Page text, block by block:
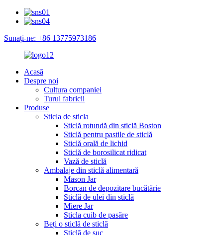
Sunați-ne: +86 13775973186
Acasă
Despre noi
Cultura companiei
Turul fabricii
Produse
Sticla de sticla
Sticlă rotundă din sticlă Boston
Sticlă pentru pastile de sticlă
Sticlă orală de lichid
Sticlă de borosilicat ridicat
Vază de sticlă
Ambalaje din sticlă alimentară
Mason Jar
Borcan de depozitare bucătărie
Sticlă de ulei din sticlă
Miere Jar
Sticla cuib de pasăre
Beți o sticlă de sticlă
Sticlă de suc